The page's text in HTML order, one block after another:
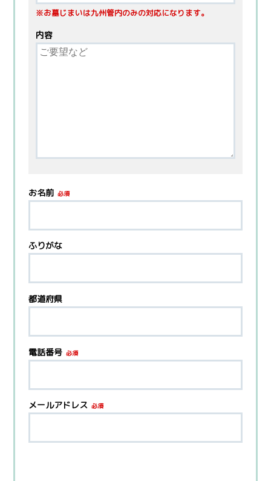
※お墓じまいは九州管内のみの対応になります。
内容
お名前 必須
ふりがな
都道府県
電話番号 必須
メールアドレス 必須